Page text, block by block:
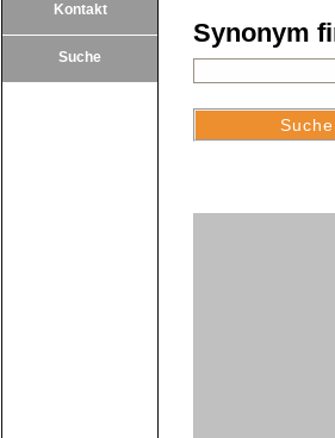
Kontakt
Suche
Synonym